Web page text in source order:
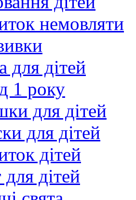
немовляти
для дітей
1 року
для дітей
для дітей
дітей
дітей